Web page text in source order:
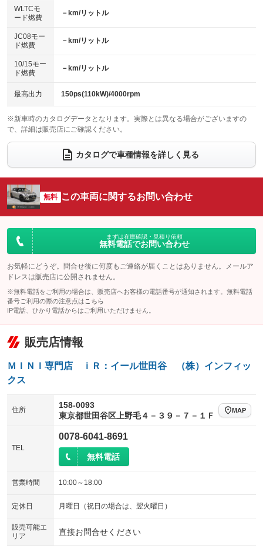
センターデフロック
：装備なし
電動格納ミラー
：装備あり
エアロ
：装備なし
：装備なし
パワーシート
ベンチシート
：装備なし
チップアップシート
：装備なし
：装備なし ：装備なし
ウォークスルー
：装備なし
電動リアゲート フロントカメラ
：装備なし
：装備なし ：装備なし
サイドカメラ
：装備なし ルーフレール
：装備なし
：装備なし
：装備なし
WLTCモ
ード燃費
－km/リットル
JC08モー
ド燃費
－km/リットル
10/15モー
ド燃費
－km/リットル
最高出力 150ps(110kW)/4000rpm
※新車時のカタログデータとなります。実際とは異なる場合がございますの
で、詳細は販売店にご確認ください。
カタログで車種情報を詳しく見る
無料 この車両に関するお問い合わせ
まずは在庫確認・見積り依頼
無料電話でお問い合わせ
お気軽にどうぞ。問合せ後に何度もご連絡が届くことはありません。メールア
ドレスは販売店に公開されません。
※無料電話をご利用の場合は、販売店へお客様の電話番号が通知されます。無料電話
番号ご利用の際の注意点は こちら
IP電話、ひかり電話からはご利用いただけません。
販売店情報
ＭＩＮＩ専門店 ｉＲ：イール世田谷 （株）インフィッ
クス
住所
158-0093
東京都世田谷区上野毛４－３９－７－１Ｆ
MAP
TEL
0078-6041-8691
無料電話
営業時間 10:00～18:00
定休日 月曜日（祝日の場合は、翌火曜日）
販売可能エ
リア
直接お問合せください